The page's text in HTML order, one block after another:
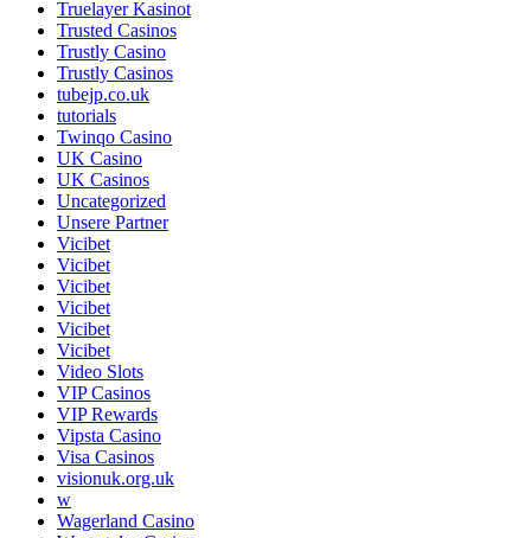
Truelayer Kasinot
Trusted Casinos
Trustly Casino
Trustly Casinos
tubejp.co.uk
tutorials
Twinqo Casino
UK Casino
UK Casinos
Uncategorized
Unsere Partner
Vicibet
Vicibet
Vicibet
Vicibet
Vicibet
Vicibet
Video Slots
VIP Casinos
VIP Rewards
Vipsta Casino
Visa Casinos
visionuk.org.uk
w
Wagerland Casino